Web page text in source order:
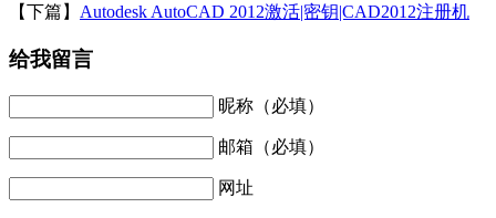
【下篇】 Autodesk AutoCAD 2012激活|密钥|CAD2012注册机
给我留言
昵称（必填）
邮箱（必填）
网址